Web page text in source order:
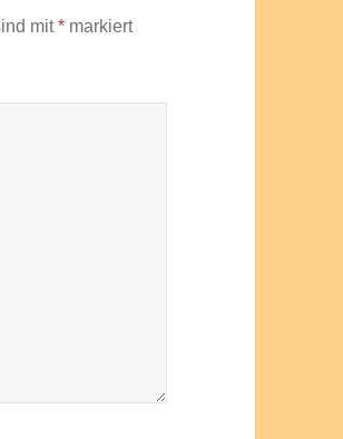
mit* markiert